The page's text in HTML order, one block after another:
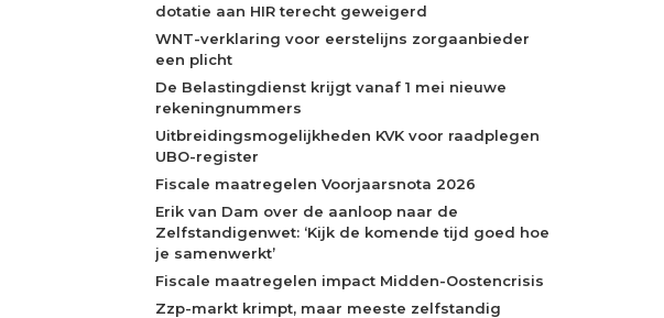
dotatie aan HIR terecht geweigerd
WNT-verklaring voor eerstelijns zorgaanbieder
een plicht
De Belastingdienst krijgt vanaf 1 mei nieuwe
rekeningnummers
Uitbreidingsmogelijkheden KVK voor raadplegen
UBO-register
Fiscale maatregelen Voorjaarsnota 2026
Erik van Dam over de aanloop naar de
Zelfstandigenwet: ‘Kijk de komende tijd goed hoe
je samenwerkt’
Fiscale maatregelen impact Midden-Oostencrisis
Zzp-markt krimpt, maar meeste zelfstandig